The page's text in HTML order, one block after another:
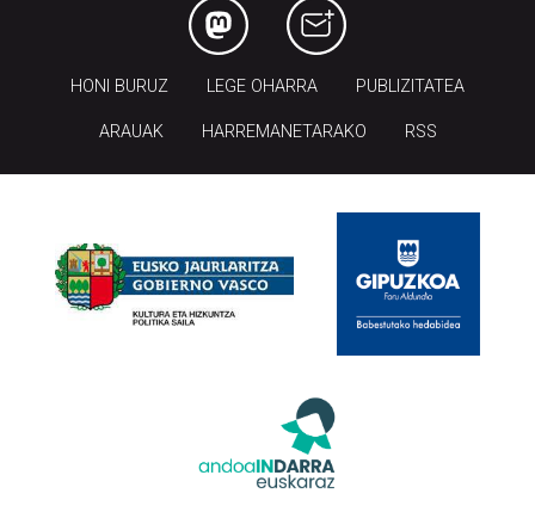
HONI BURUZ LEGE OHARRA PUBLIZITATEA
ARAUAK HARREMANETARAKO RSS